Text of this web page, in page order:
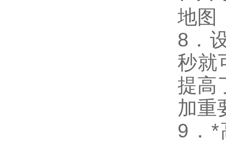
地图
8．
秒就
提高
加重
9．*